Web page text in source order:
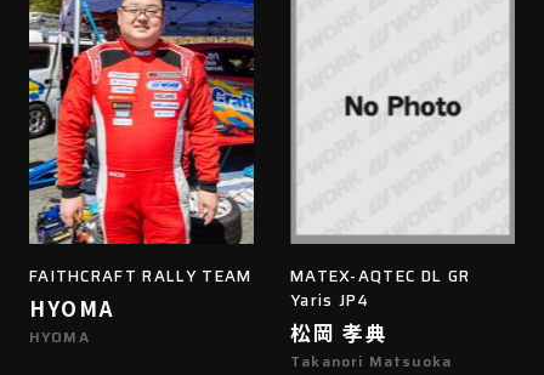
FAITHCRAFT RALLY TEAM
HYOMA
HYOMA
MATEX-AQTEC DL GR
Yaris JP4
松岡 孝典
Takanori Matsuoka